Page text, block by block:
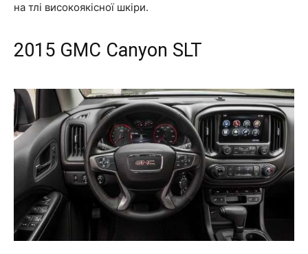
на тлі високоякісної шкіри.
2015 GMC Canyon SLT